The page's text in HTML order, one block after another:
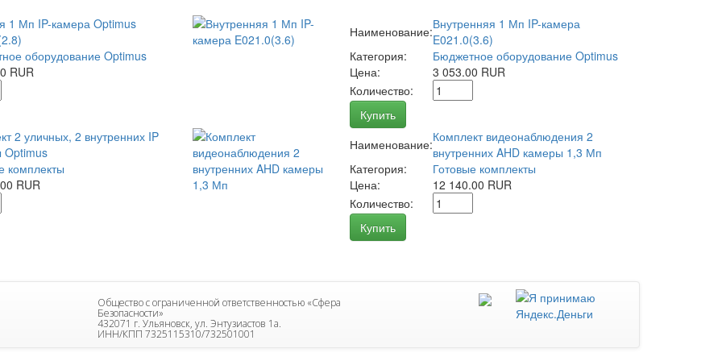
1 Мп IP-камера Optimus
оборудование Optimus
RUR
Наименование:Внутренняя 1 Мп IP-камера
E021.0(3.6)
Категория:
Бюджетное оборудование Optimus
Цена:
3 053.00 RUR
Количество:
Купить
2 уличных, 2 внутренних IP
Optimus
комплекты
RUR
Наименование:Комплект видеонаблюдения 2
внутренних AHD камеры 1,3 Мп
Категория:
Готовые комплекты
Цена:
12 140.00 RUR
Количество:
Купить
Общество с ограниченной ответственностью «Сфера
Безопасности»
432071 г. Ульяновск, ул. Энтузиастов 1а.
ИНН/КПП 7325115310/732501001